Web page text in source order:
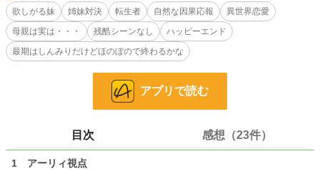
せん。残酷と感じるかどうかは人によるので、わかりませんが、残酷描写シーン
はありません。最期はハッピーエンドで、ほのぼのと終わります。
全5話
3,181 位 / 228,643 件
1,726 位 / 66,331 件
24h.ポイント 418 pt
欲しがる妹
姉妹対決 転生者 自然な因果応報
異世界恋愛
母親は実は・・・
残酷シーンなし
ハッピーエンド
最期はしんみりだけどほのぼので終わるかな
アプリで読む
目次 感想（23件）
1 アーリィ視点